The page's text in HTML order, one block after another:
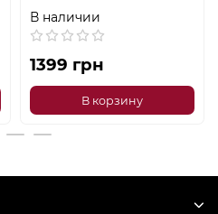
В наличии
1399 грн
В корзину